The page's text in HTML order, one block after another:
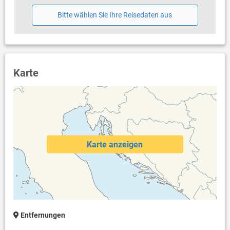
Bettwäsche vorhanden
Handtücher vorhanden
Bitte wählen Sie Ihre Reisedaten aus
Karte
Karte anzeigen
Entfernungen